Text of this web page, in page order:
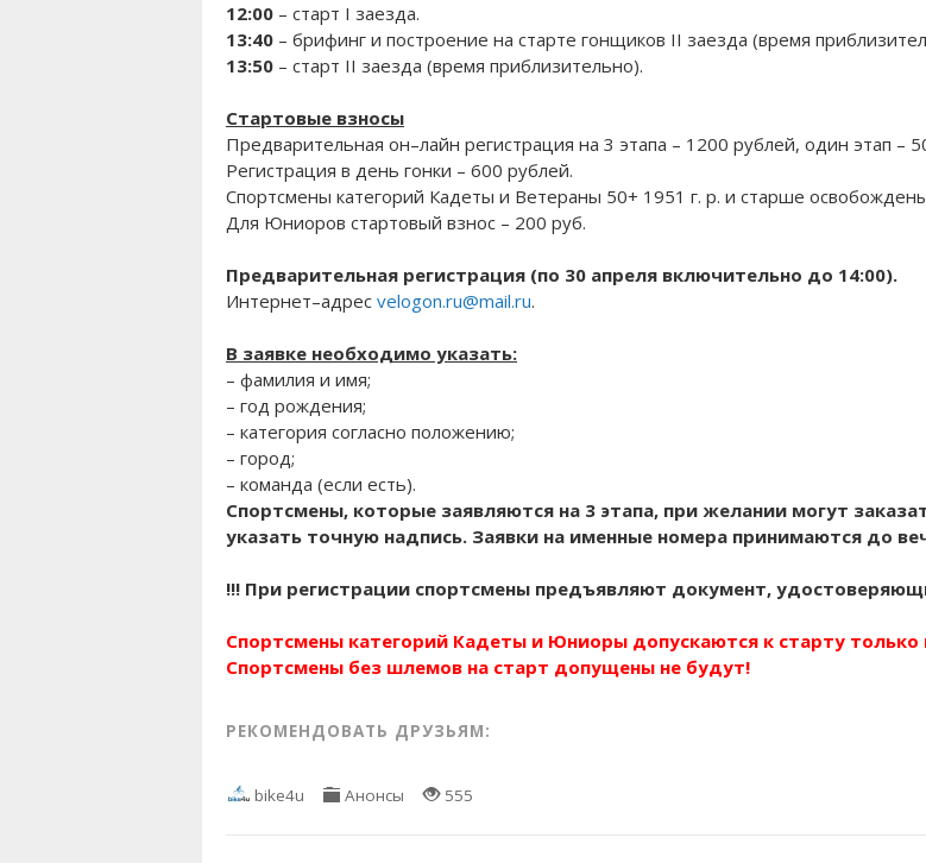
12:00 – старт I заезда.
13:40 – брифинг и построение на старте гонщиков II заезда (время
13:50 – старт II заезда (время приблизительно).
Стартовые взносы
Предварительная он–лайн регистрация на 3 этапа – 1200 рублей, один этап –
Регистрация в день гонки – 600 рублей.
Спортсмены категорий Кадеты и Ветераны 50+ 1951 г. р. и старше освобождены
Для Юниоров стартовый взнос – 200 руб.
Предварительная регистрация (по 30 апреля включительно до 14:00).
Интернет–адрес velogon.ru@mail.ru.
В заявке необходимо указать:
– фамилия и имя;
– год рождения;
– категория согласно положению;
– город;
– команда (если есть).
Спортсмены, которые заявляются на 3 этапа, при желании могут
указать точную надпись. Заявки на именные номера принимаются до
!!! При регистрации спортсмены предъявляют документ,
Спортсмены категорий Кадеты и Юниоры допускаются к старту
Спортсмены без шлемов на старт допущены не будут!
РЕКОМЕНДОВАТЬ ДРУЗЬЯМ:
bike4u Анонсы 555